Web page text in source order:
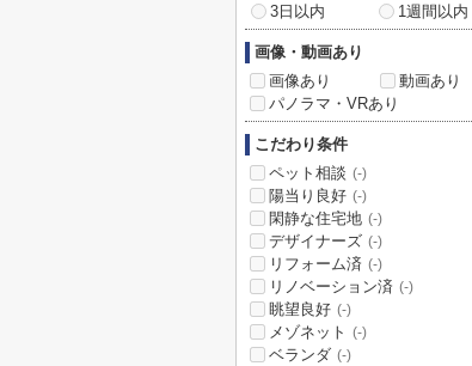
3日以内
1週間以内
画像・動画あり
画像あり
動画あり
パノラマ・VRあり
こだわり条件
ペット相談 (-)
陽当り良好 (-)
閑静な住宅地 (-)
デザイナーズ (-)
リフォーム済 (-)
リノベーション済 (-)
眺望良好 (-)
メゾネット (-)
ベランダ (-)